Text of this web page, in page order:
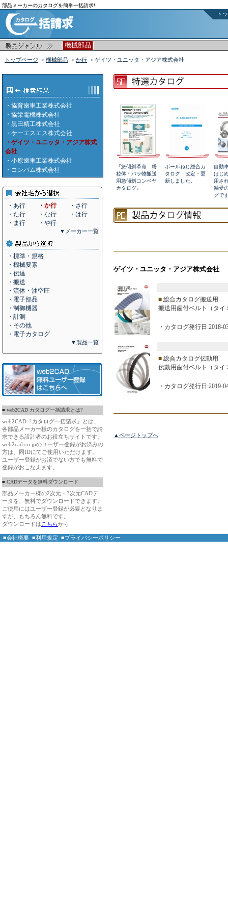
部品メーカーのカタログを簡単一括請求!
ト
| 機械部品 |
トップページ > 機械部品 > か行 > ゲイツ・ユニッタ・アジア株式会社
・ 協育歯車工業株式会社
・ 協栄電機株式会社
・ 黒田精工株式会社
・ ケーエスエス株式会社
・ゲイツ・ユニッタ・アジア株式
会社
・ 小原歯車工業株式会社
・ コンバム株式会社
・あ行 ・か行
・さ行
・た行
・な行
・は行
・ま行
・や行
▼メーカー一覧
・標準・規格
・機械要素
・伝達
・搬送
・流体・油空圧
・電子部品
・制御機器
・計測
・その他
・電子カタログ
▼製品一覧
■ web2CAD カタログ一括請求とは?
web2CAD『カタログ一括請求』とは、
各部品メーカー様のカタログを一括で請
求できる設計者のお役立ちサイトです。
web2cad.co.jpのユーザー登録がお済みの
方は、同IDにてご使用いただけます。
ユーザー登録がお済でない方でも無料で
登録がおこなえます。
■ CADデータを無料ダウンロード
部品メーカー様の2次元・3次元CADデ
ータを、無料でダウンロードできます。
ご使用にはユーザー登録が必要となりま
すが、もちろん無料です。
ダウンロードは こちらから
『急傾斜革命 粉
粒体・バラ物搬送
用急傾斜コンベヤ
カタログ』
ボールねじ総合カ
タログ 改定・更
新しました。
自動
はじ
用さ
軸受
グで
ゲイツ・ユニッタ・アジア株式会社
■ 総合カタログ搬送用
搬送用歯付ベルト（タイ
・カタログ発行日:2018-
■ 総合カタログ伝動用
伝動用歯付ベルト（タイ
・カタログ発行日:2019-
▲ページトップへ
■会社概要 ■利用規定 ■プライバシーポリシー